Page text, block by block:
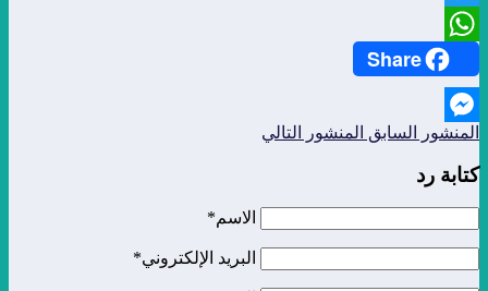
Twitter
WhatsApp
Share
Messenger
المنشور السابق المنشور التالي
كتابة رد
الاسم*
البريد الإلكتروني*